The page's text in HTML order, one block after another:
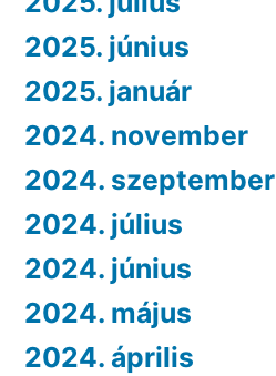
2025. június
2025. január
2024. november
2024. szeptember
2024. július
2024. június
2024. május
2024. április